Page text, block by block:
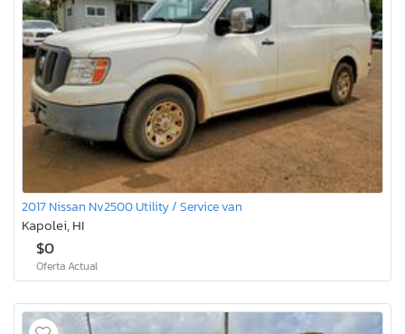
2017 Nissan Nv2500 Utility / Service van
Kapolei, HI
$0
Oferta Actual